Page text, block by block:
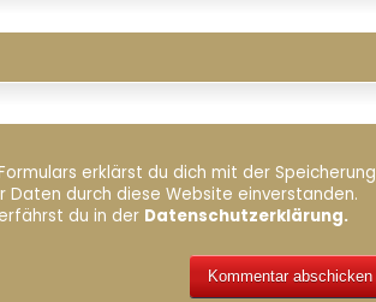
erklärst du dich mit der Speicherung
Daten durch diese Website einverstanden.
du in der Datenschutzerklärung.